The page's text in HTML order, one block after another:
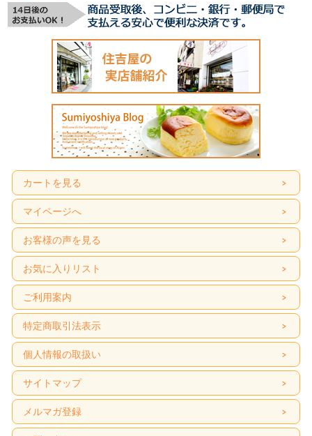
カートを見る
マイページへ
お客様の声を見る
お気に入りリスト
ご利用案内
特定商取引法表示
個人情報の取扱い
サイトマップ
メルマガ登録